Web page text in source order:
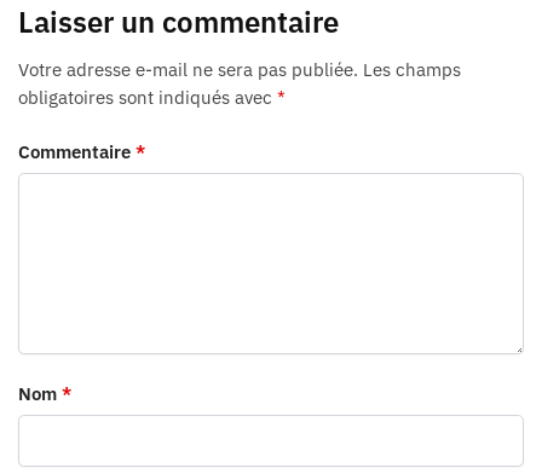
Laisser un commentaire
Votre adresse e-mail ne sera pas publiée. Les champs
obligatoires sont indiqués avec *
Commentaire *
Nom *